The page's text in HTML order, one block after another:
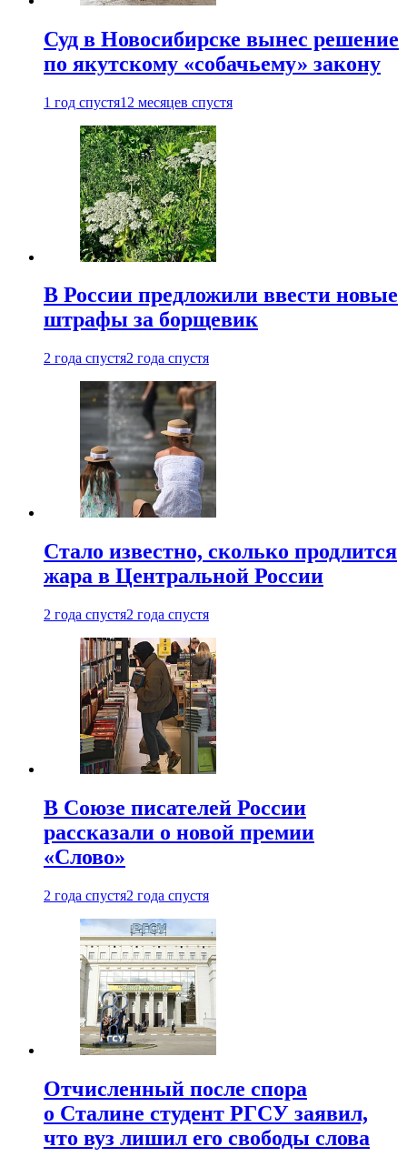
Суд в Новосибирске вынес решение
по якутскому «собачьему» закону
1 год спустя12 месяцев спустя
В России предложили ввести новые
штрафы за борщевик
2 года спустя2 года спустя
Стало известно, сколько продлится
жара в Центральной России
2 года спустя2 года спустя
В Союзе писателей России
рассказали о новой премии
«Слово»
2 года спустя2 года спустя
Отчисленный после спора
о Сталине студент РГСУ заявил,
что вуз лишил его свободы слова